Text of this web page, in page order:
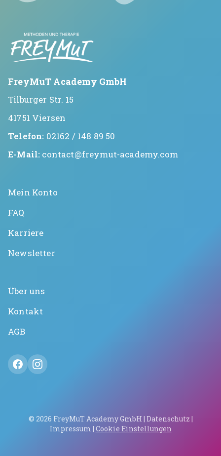
FreyMuT Academy GmbH
Tilburger Str. 15
41751 Viersen
Telefon: 02162 / 148 89 50
E-Mail: contact@freymut-academy.com
Mein Konto
FAQ
Karriere
Newsletter
Über uns
Kontakt
AGB
© 2026 FreyMuT Academy GmbH | Datenschutz |
Impressum | Cookie Einstellungen